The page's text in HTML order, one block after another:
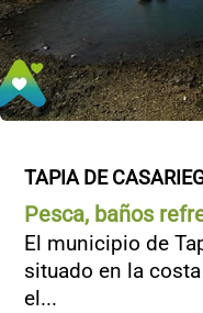
TAPIA DE
Pesca, baños
El municipio de
situado en la
el...